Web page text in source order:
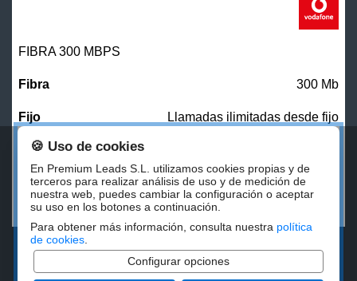
FIBRA 300 MBPS
300 Mb
Llamadas ilimitadas desde fijo
27,00 €/mes
CONTRATAR
🍪 Uso de cookies
En Premium Leads S.L. utilizamos cookies propias y de
terceros para realizar análisis de uso y de medición de
nuestra web, puedes cambiar la configuración o aceptar
su uso en los botones a continuación.
Para obtener más información, consulta nuestra política
de cookies
Configurar opciones